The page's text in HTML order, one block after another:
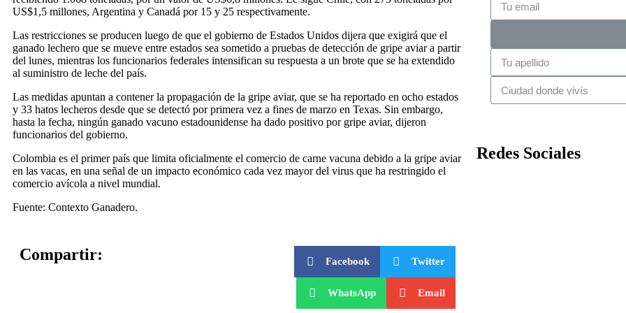
US$1,5 millones, Argentina y Canadá por 15 y 25 respectivamente.
Las restricciones se producen luego de que el gobierno de Estados Unidos dijera que exigirá que el
ganado lechero que se mueve entre estados sea sometido a pruebas de detección de gripe aviar a partir
del lunes, mientras los funcionarios federales intensifican su respuesta a un brote que se ha extendido
al suministro de leche del país.
Las medidas apuntan a contener la propagación de la gripe aviar, que se ha reportado en ocho estados
y 33 hatos lecheros desde que se detectó por primera vez a fines de marzo en Texas. Sin embargo,
hasta la fecha, ningún ganado vacuno estadounidense ha dado positivo por gripe aviar, dijeron
funcionarios del gobierno.
Colombia es el primer país que limita oficialmente el comercio de carne vacuna debido a la gripe aviar
en las vacas, en una señal de un impacto económico cada vez mayor del virus que ha restringido el
comercio avícola a nivel mundial.
Fuente: Contexto Ganadero.
Compartir: Facebook Twitter
WhatsApp Email
Redes Sociales